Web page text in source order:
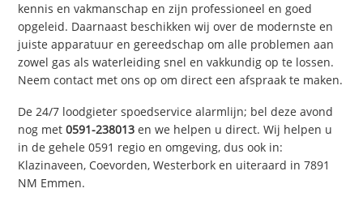
kennis en vakmanschap en zijn professioneel en goed
opgeleid. Daarnaast beschikken wij over de modernste en
juiste apparatuur en gereedschap om alle problemen aan
zowel gas als waterleiding snel en vakkundig op te lossen.
Neem contact met ons op om direct een afspraak te maken.
De 24/7 loodgieter spoedservice alarmlijn; bel deze avond
nog met0591-238013 en we helpen u direct. Wij helpen u
in de gehele 0591 regio en omgeving, dus ook in:
Klazinaveen, Coevorden, Westerbork en uiteraard in 7891
NM Emmen.